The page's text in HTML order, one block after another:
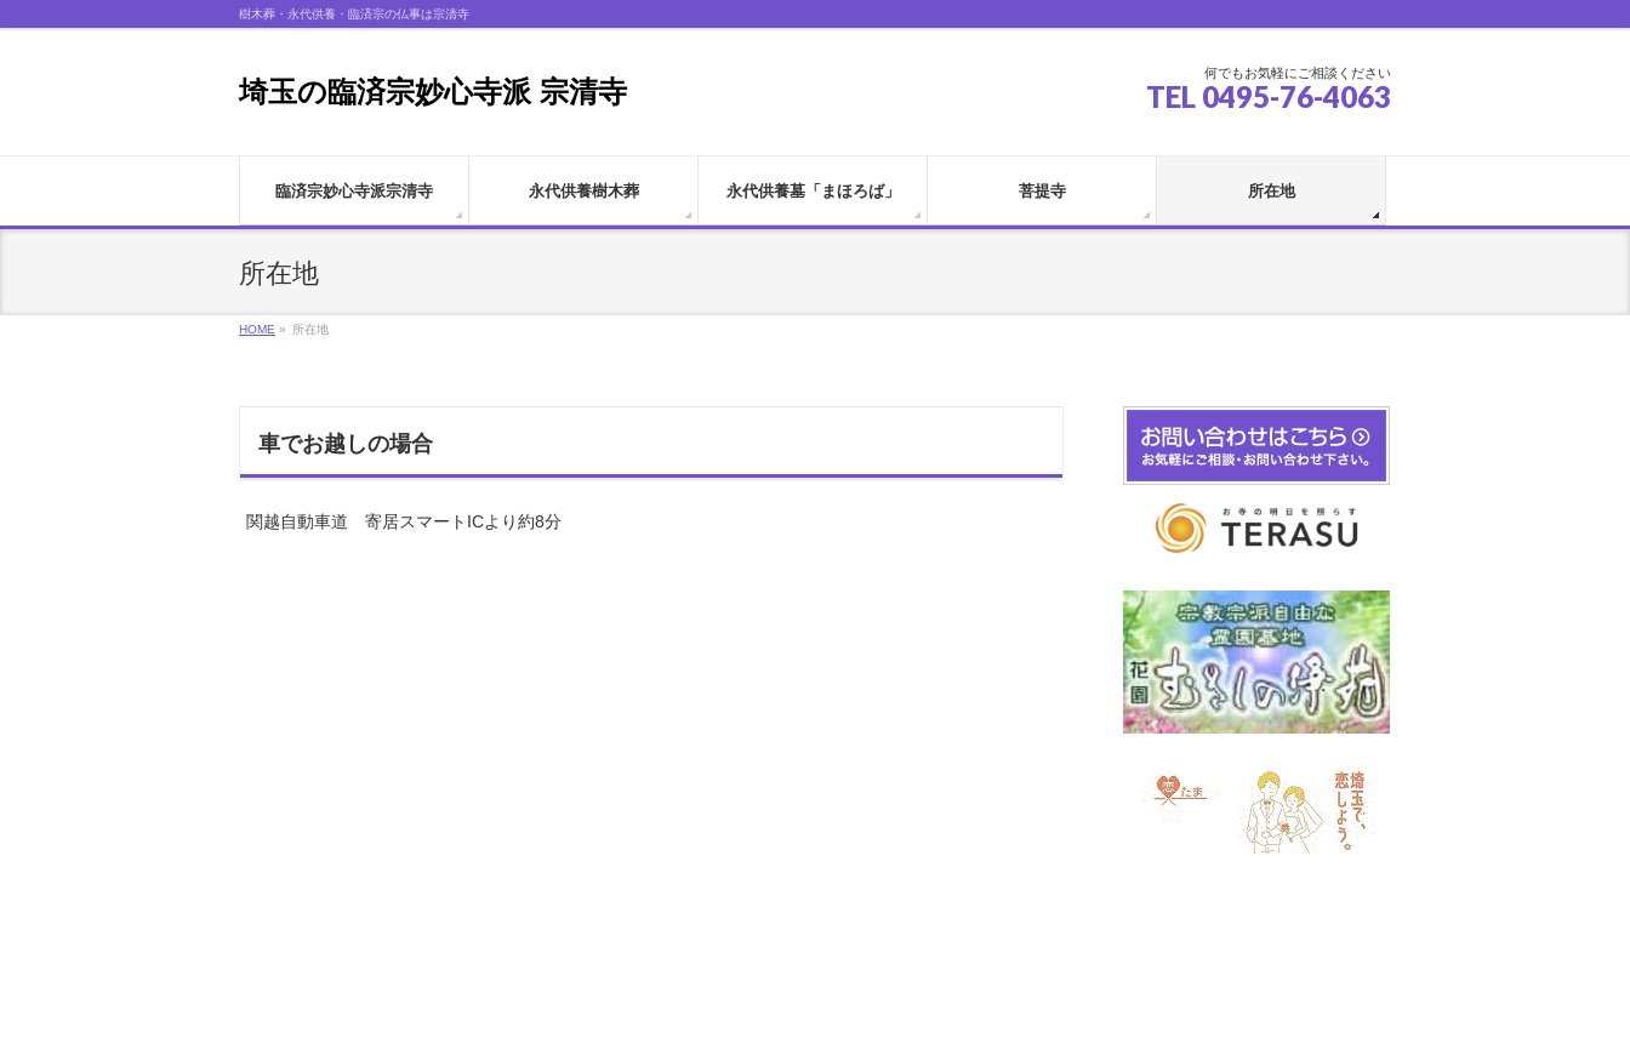
樹木葬・永代供養・臨済宗の仏事は宗清寺
埼玉の臨済宗妙心寺派 宗清寺
何でもお気軽にご相談ください
TEL 0495-76-4063
臨済宗妙心寺派宗清寺 永代供養樹木葬 永代供養墓「まほろば」 菩提寺 所在地
所在地
HOME » 所在地
車でお越しの場合
関越自動車道 寄居スマートICより約8分